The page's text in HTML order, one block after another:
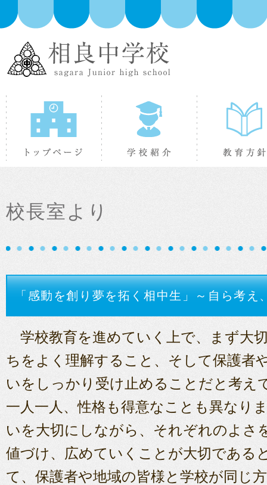
トップページ 学校紹介
校長室より
「感動を創り夢を拓く相中生」～自ら考え
学校教育を進めていく上で、まず大
ちをよく理解すること、そして保護者
いをしっかり受け止めることだと考え
一人一人、性格も得意なことも異なり
いを大切にしながら、それぞれのよさ
値づけ、広めていくことが大切である
て、保護者や地域の皆様と学校が同じ